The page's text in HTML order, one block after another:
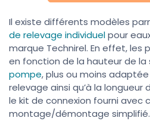
Il existe différents modèles
de relevage individuelpour
marque Technirel. En effet, les
en fonction de la hauteur de
pompe, plus ou moins
relevage ainsi qu’à la
le kit de connexion fourni avec
montage/démontage simplifié.